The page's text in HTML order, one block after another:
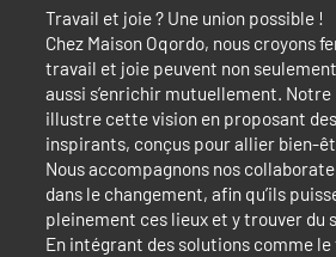
Travail et joie ? Une union possible !
Chez Maison Oqordo, nous croyons
travail et joie peuvent non
aussi s’enrichir mutuellement. Notre
illustre cette vision en proposant
inspirants, conçus pour allier bien-
Nous accompagnons nos
dans le changement, afin qu’ils
pleinement ces lieux et y trouver du
En intégrant des solutions comme